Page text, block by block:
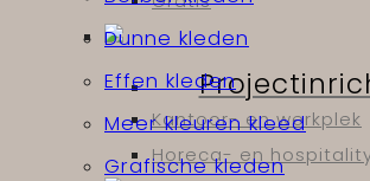
Kantoor- en werkplek
Horeca- en
Dunne kleden
Effen kleden
Meer kleuren kleed
Grafische kleden